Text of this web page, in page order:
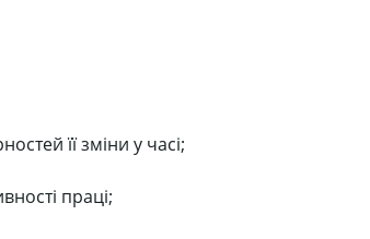
її зміни у часі;
праці;